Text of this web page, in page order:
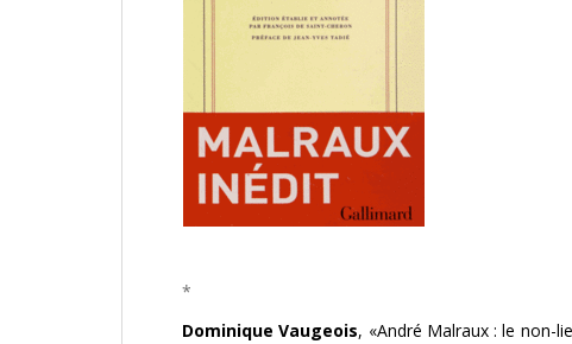
*
Dominique Vaugeois, «André Malraux : le non-